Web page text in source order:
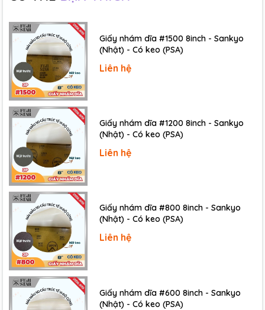
Giấy nhám dĩa #1500 8inch - Sankyo
(Nhật) - Có keo (PSA)
Liên hệ
Giấy nhám dĩa #1200 8inch - Sankyo
(Nhật) - Có keo (PSA)
Liên hệ
Giấy nhám dĩa #800 8inch - Sankyo
(Nhật) - Có keo (PSA)
Liên hệ
Giấy nhám dĩa #600 8inch - Sankyo
(Nhật) - Có keo (PSA)